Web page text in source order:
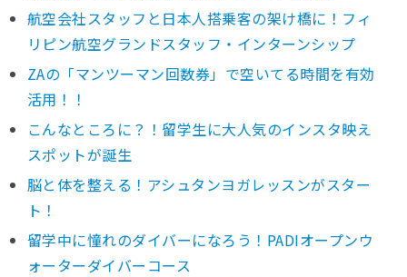
航空会社スタッフと日本人搭乗客の架け橋に！フィ
リピン航空グランドスタッフ・インターンシップ
ZAの「マンツーマン回数券」で空いてる時間を有効
活用！！
こんなところに？！留学生に大人気のインスタ映え
スポットが誕生
脳と体を整える！アシュタンヨガレッスンがスター
ト！
留学中に憧れのダイバーになろう！PADIオープンウ
ォーターダイバーコース